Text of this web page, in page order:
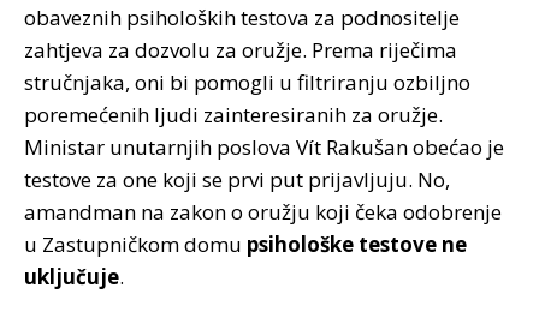
obaveznih psiholoških testova za podnositelje
zahtjeva za dozvolu za oružje. Prema riječima
stručnjaka, oni bi pomogli u filtriranju ozbiljno
poremećenih ljudi zainteresiranih za oružje.
Ministar unutarnjih poslova Vít Rakušan obećao je
testove za one koji se prvi put prijavljuju. No,
amandman na zakon o oružju koji čeka odobrenje
u Zastupničkom domu psihološke testove ne
uključuje.